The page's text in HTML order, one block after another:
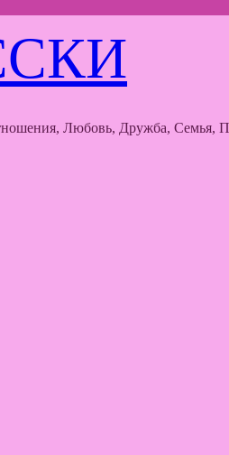
Любовь, Дружба, Семья,